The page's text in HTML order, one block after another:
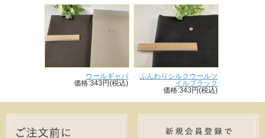
ウールギャバ
価格:343円(税込)
ふんわりシルクウールツ
イルブラック
価格:343円(税込)